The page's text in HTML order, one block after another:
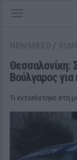
Θεσσαλονίκη:
Βούλγαρος
Τι εντοπίστηκε στη